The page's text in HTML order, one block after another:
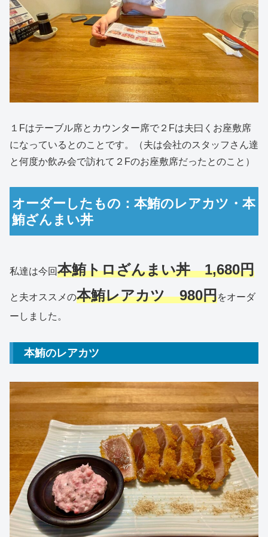
１Fはテーブル席とカウンター席で２Fは夫曰くお座敷席
になっているとのことです。（夫は会社のスタッフさん達
と何度か飲み会で訪れて２Fのお座敷席だったとのこと）
オーダーしたもの：本鮪のレアカツ・本
鮪ざんまい丼
私達は今回本鮪トロざんまい丼 1,680円
と夫オススメの本鮪レアカツ 980円をオーダ
ーしました。
本鮪のレアカツ